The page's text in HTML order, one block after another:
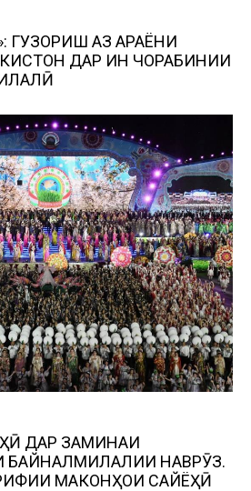
ГУЗОРИШ АЗ ҶАРАЁНИ
ДАР ИН ЧОРАБИНИИ
ДАР ЗАМИНАИ
БАЙНАЛМИЛАЛИИ НАВРӮЗ.
МАКОНҲОИ САЙЁҲӢ